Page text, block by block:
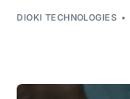
DIOKI TECHNOLOGIES